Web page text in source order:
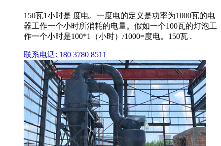
150瓦1小时是 度电。一度电的定义是功率为1000瓦的电
器工作一个小时所消耗的电量。假如一个100瓦的灯泡工
作一个小时是100*1（小时）/1000=度电。150瓦 .
联系电话: 180 3780 8511